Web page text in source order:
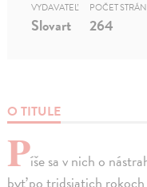
O TITULE
Píše sa v nich o
VYDAVATEĽ
Slovart
POČET STRÁN
264